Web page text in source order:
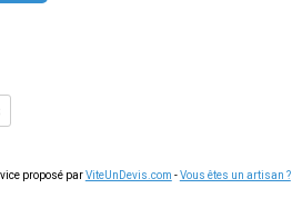
proposé parViteUnDevis.com -Vous êtes un artisan ?